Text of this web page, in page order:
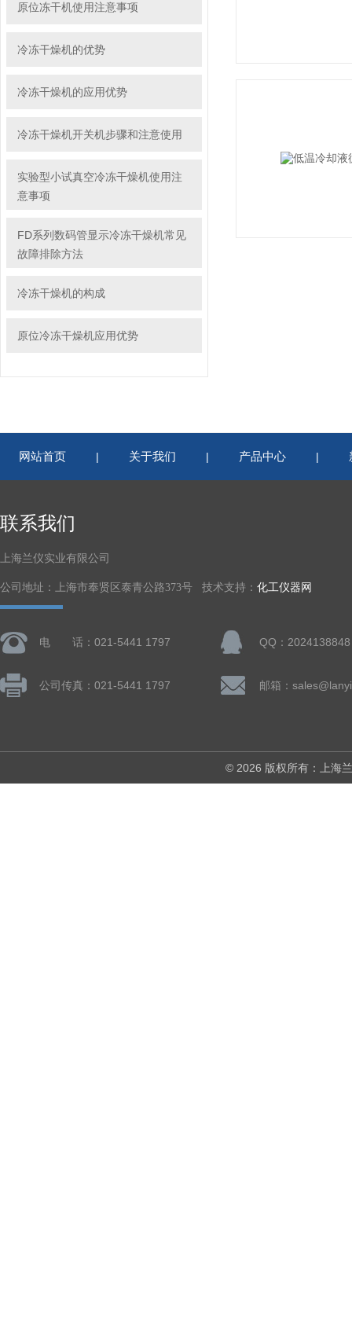
原位冻干机使用注意事项
冷冻干燥机的优势
冷冻干燥机的应用优势
冷冻干燥机开关机步骤和注意使用
实验型小试真空冷冻干燥机使用注
意事项
FD系列数码管显示冷冻干燥机常见
故障排除方法
冷冻干燥机的构成
原位冷冻干燥机应用优势
网站首页 | 关于我们 | 产品中心 |
联系我们
上海兰仪实业有限公司
公司地址：上海市奉贤区泰青公路373号 技术支持： 化工仪器网
电 话：021-5441 1797 QQ：2024138848
公司传真：021-5441 1797 邮箱：
© 2026 版权所有：上海